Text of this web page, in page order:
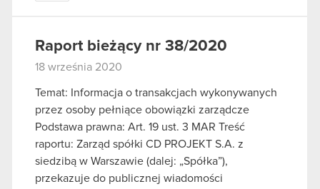
Raport bieżący nr 38/2020
18 września 2020
Temat: Informacja o transakcjach wykonywanych
przez osoby pełniące obowiązki zarządcze
Podstawa prawna: Art. 19 ust. 3 MAR Treść
raportu: Zarząd spółki CD PROJEKT S.A. z
siedzibą w Warszawie (dalej: „Spółka”),
przekazuje do publicznej wiadomości